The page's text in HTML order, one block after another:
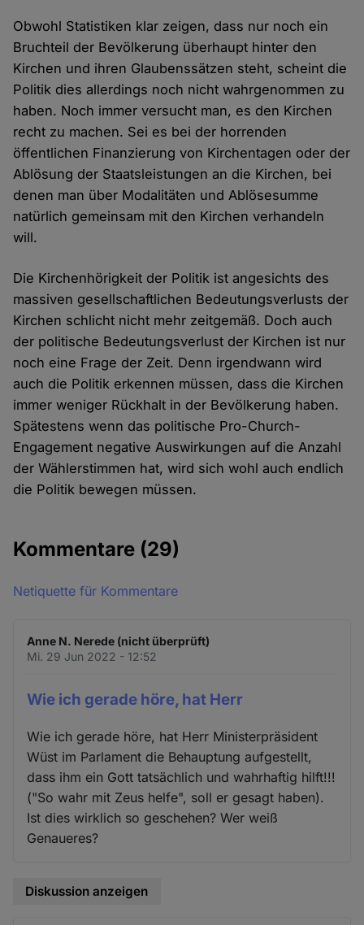
Obwohl Statistiken klar zeigen, dass nur noch ein
Bruchteil der Bevölkerung überhaupt hinter den
Kirchen und ihren Glaubenssätzen steht, scheint die
Politik dies allerdings noch nicht wahrgenommen zu
haben. Noch immer versucht man, es den Kirchen
recht zu machen. Sei es bei der horrenden
öffentlichen Finanzierung von Kirchentagen oder der
Ablösung der Staatsleistungen an die Kirchen, bei
denen man über Modalitäten und Ablösesumme
natürlich gemeinsam mit den Kirchen verhandeln
will.
Die Kirchenhörigkeit der Politik ist angesichts des
massiven gesellschaftlichen Bedeutungsverlusts der
Kirchen schlicht nicht mehr zeitgemäß. Doch auch
der politische Bedeutungsverlust der Kirchen ist nur
noch eine Frage der Zeit. Denn irgendwann wird
auch die Politik erkennen müssen, dass die Kirchen
immer weniger Rückhalt in der Bevölkerung haben.
Spätestens wenn das politische Pro-Church-
Engagement negative Auswirkungen auf die Anzahl
der Wählerstimmen hat, wird sich wohl auch endlich
die Politik bewegen müssen.
Kommentare (29)
Netiquette für Kommentare
Anne N. Nerede (nicht überprüft)
Mi. 29 Jun 2022 - 12:52
Wie ich gerade höre, hat Herr
Wie ich gerade höre, hat Herr Ministerpräsident
Wüst im Parlament die Behauptung aufgestellt,
dass ihm ein Gott tatsächlich und wahrhaftig hilft!!!
("So wahr mit Zeus helfe", soll er gesagt haben).
Ist dies wirklich so geschehen? Wer weiß
Genaueres?
Diskussion anzeigen